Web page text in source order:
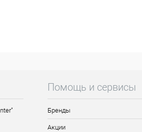
Помощь и сервисы
Бренды
Акции